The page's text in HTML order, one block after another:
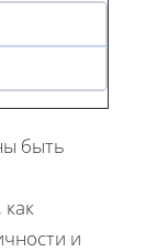
быть
и